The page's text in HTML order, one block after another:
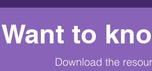
Want to
Download the